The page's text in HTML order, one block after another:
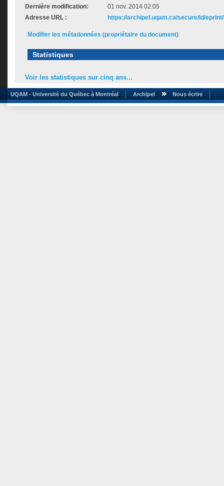
Dernière modification:
01 nov. 2014 02:05
Adresse URL :
https://archipel.uqam.ca/secure/id/
Modifier les métadonnées (propriétaire du document)
Statistiques
Voir les statistiques sur cinq ans...
UQAM - Université du Québec à Montréal Archipel Nous écrire